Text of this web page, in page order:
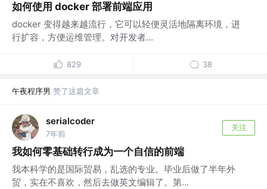
如何使用 docker 部署前端应用
docker 变得越来越流行，它可以轻便灵活地隔离环境，进
行扩容，方便运维管理。对开发者...
829 38
午夜程序男 赞了这篇文章
serialcoder
7年前
关注
我如何零基础转行成为一个自信的前端
我本科学的是国际贸易，乱选的专业。毕业后做了半年外
贸，实在不喜欢，然后去做英文编辑了。第...